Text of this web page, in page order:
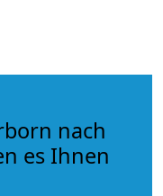
nach
es Ihnen